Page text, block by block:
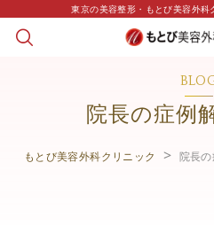
東京の美容整形・もとび美容外
院長の症例
もとび美容外科クリニック 院長